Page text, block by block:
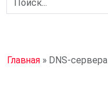
Главная » DNS-сервера